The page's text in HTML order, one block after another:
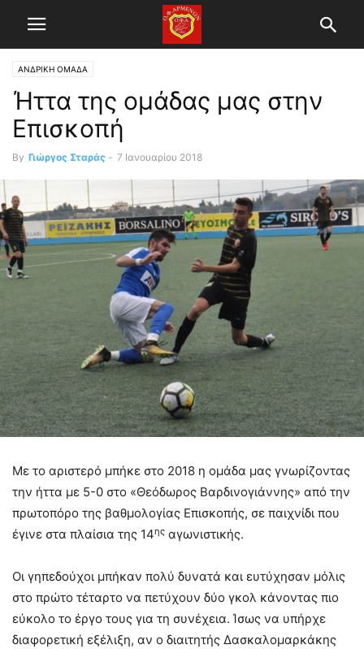
ΑΝΔΡΙΚΗ ΟΜΑΔΑ
Ήττα της ομάδας μας στην
Επισκοπή
By Γιώργος Σταράς - 7 Ιανουαρίου 2018
Με το αριστερό μπήκε στο 2018 η ομάδα μας γνωρίζοντας
την ήττα με 5-0 στο «Θεόδωρος Βαρδινογιάννης» από την
πρωτοπόρο της βαθμολογίας Επισκοπής, σε παιχνίδι που
έγινε στα πλαίσια της 14ης αγωνιστικής.
Οι γηπεδούχοι μπήκαν πολύ δυνατά και ευτύχησαν μόλις
στο πρώτο τέταρτο να πετύχουν δύο γκολ κάνοντας πιο
εύκολο το έργο τους για τη συνέχεια. Ίσως να υπήρχε
διαφορετική εξέλιξη, αν ο διαιτητής Δασκαλομαρκάκης